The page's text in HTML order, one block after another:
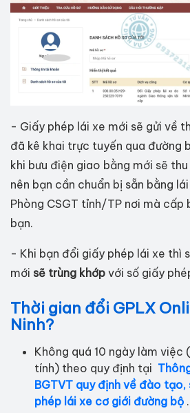
- Giấy phép lái xe mới sẽ gửi về
đã kê khai trực tuyến qua đường
khi bưu điện giao bằng mới sẽ
nên bạn cần chuẩn bị sẵn bằng
Phòng CSGT tỉnh/TP nơi mà cấp
bạn.
- Khi bạn đổi giấy phép lái xe thì
mới sẽ trùng khớp với số giấy
Thời gian đổi GPLX
Ninh?
Không quá 10 ngày làm việc
tính) theo quy định tại
BGTVT quy định về đào
phép lái xe cơ giới đường bộ .